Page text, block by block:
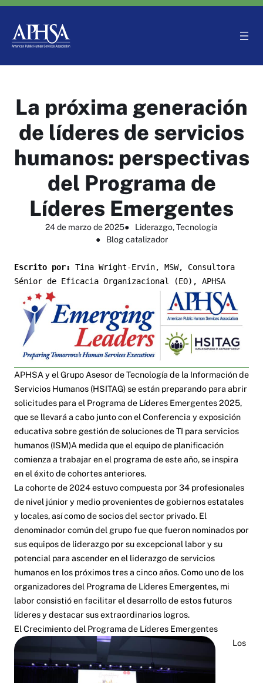
Saltar
contenido
La próxima generación
de líderes de servicios
humanos: perspectivas
del Programa de
Líderes Emergentes
24 de marzo de 2025● Liderazgo, Tecnología
●
Blog catalizador
Escrito por: Tina Wright-Ervin, MSW, Consultora
Sénior de Eficacia Organizacional (EO), APHSA
APHSA y el Grupo Asesor de Tecnología de la Información de
Servicios Humanos (HSITAG) se están preparando para abrir
solicitudes para el Programa de Líderes Emergentes 2025,
que se llevará a cabo junto con el Conferencia y exposición
educativa sobre gestión de soluciones de TI para servicios
humanos (ISM)A medida que el equipo de planificación
comienza a trabajar en el programa de este año, se inspira
en el éxito de cohortes anteriores.
La cohorte de 2024 estuvo compuesta por 34 profesionales
de nivel júnior y medio provenientes de gobiernos estatales
y locales, así como de socios del sector privado. El
denominador común del grupo fue que fueron nominados por
sus equipos de liderazgo por su excepcional labor y su
potencial para ascender en el liderazgo de servicios
humanos en los próximos tres a cinco años. Como uno de los
organizadores del Programa de Líderes Emergentes, mi
labor consistió en facilitar el desarrollo de estos futuros
líderes y destacar sus extraordinarios logros.
El Crecimiento del Programa de Líderes Emergentes
Los